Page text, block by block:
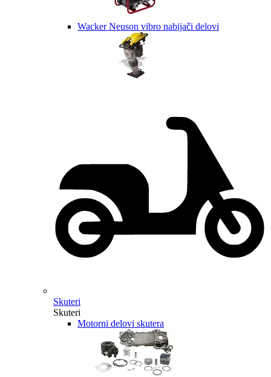
Wacker Neuson vibro nabijači delovi
Skuteri
Skuteri
Motorni delovi skutera